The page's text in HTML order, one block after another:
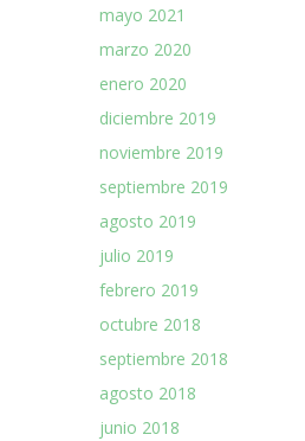
mayo 2021
marzo 2020
enero 2020
diciembre 2019
noviembre 2019
septiembre 2019
agosto 2019
julio 2019
febrero 2019
octubre 2018
septiembre 2018
agosto 2018
junio 2018